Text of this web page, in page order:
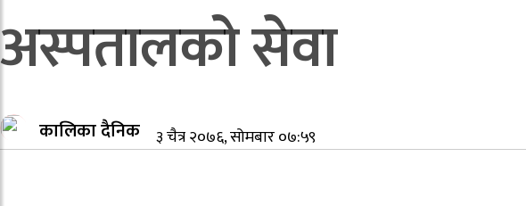
अस्पतालको सेवा
कालिका दैनिक ३ चैत्र २०७६, सोमबार ०७:५९